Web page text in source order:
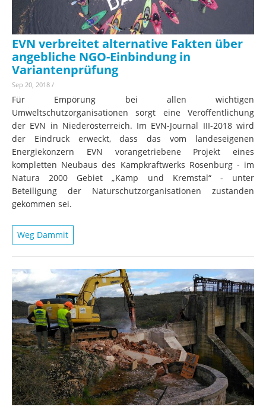
EVN verbreitet alternative Fakten über
angebliche NGO-Einbindung in
Variantenprüfung
Sep 20, 2018 /
Für Empörung bei allen wichtigen
Umweltschutzorganisationen sorgt eine Veröffentlichung
der EVN in Niederösterreich. Im EVN-Journal III-2018 wird
der Eindruck erweckt, dass das vom landeseigenen
Energiekonzern EVN vorangetriebene Projekt eines
kompletten Neubaus des Kampkraftwerks Rosenburg - im
Natura 2000 Gebiet „Kamp und Kremstal“ - unter
Beteiligung der Naturschutzorganisationen zustanden
gekommen sei.
Weg Dammit